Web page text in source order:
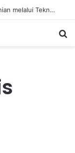
Milenial Petani dan Transformasi Pertanian melalui Teknologi Digital